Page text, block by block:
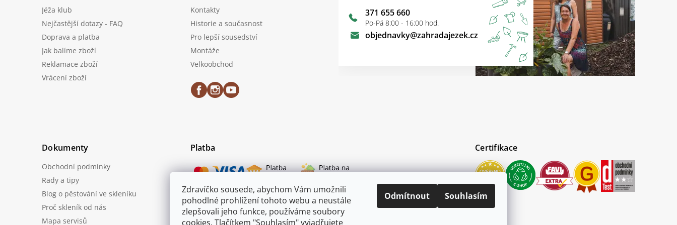
Zdravíčko sousede, abychom Vám umožnili
pohodlné prohlížení tohoto webu a neustále
zlepšovali jeho funkce, používáme soubory
cookies. Tlačítkem "Souhlasím" vyjadřujete
Odmítnout Souhlasím
Jéža klub
Nejčastější dotazy - FAQ
Doprava a platba
Jak balíme zboží
Reklamace zboží
Vrácení zboží
Kontakty
Historie a současnost
Pro lepší sousedství
Montáže
Velkoobchod
objednavky@zahradajezek.cz
371 655 660
Po-Pá 8:00 - 16:00 hod.
Dokumenty
Obchodní podmínky
Rady a tipy
Blog o pěstování ve skleníku
Proč skleník od nás
Mapa servisů
Platba
Možnosti dopravy
Certifikace